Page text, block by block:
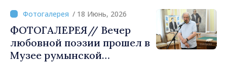
которая имела смелость
отстаивать правду,
честность и любовь к
народу»
/ 18 Июнь, 2026
ФОТОГАЛЕРЕЯ// Вечер
любовной поэзии прошел в
Музее румынской